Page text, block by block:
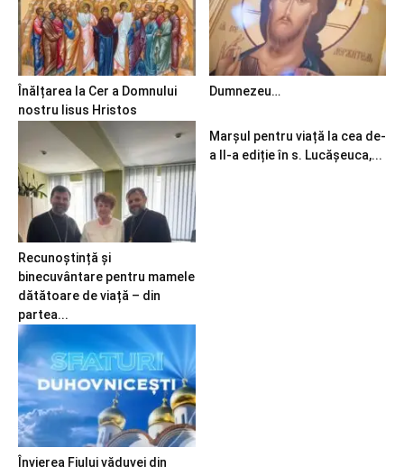
Înălțarea la Cer a Domnului
nostru Iisus Hristos
Dumnezeu…
Recunoștință și
binecuvântare pentru mamele
dătătoare de viață – din
partea...
Marșul pentru viață la cea de-
a II-a ediție în s. Lucășeuca,...
Învierea Fiului văduvei din